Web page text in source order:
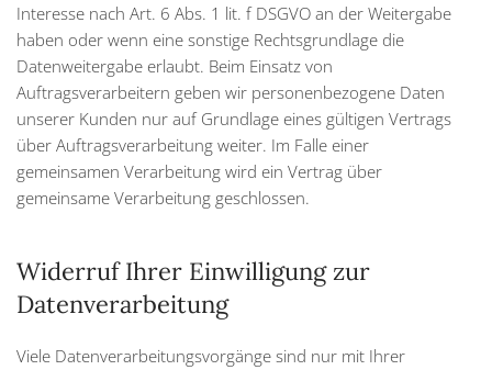
Interesse nach Art. 6 Abs. 1 lit. f DSGVO an der Weitergabe
haben oder wenn eine sonstige Rechtsgrundlage die
Datenweitergabe erlaubt. Beim Einsatz von
Auftragsverarbeitern geben wir personenbezogene Daten
unserer Kunden nur auf Grundlage eines gültigen Vertrags
über Auftragsverarbeitung weiter. Im Falle einer
gemeinsamen Verarbeitung wird ein Vertrag über
gemeinsame Verarbeitung geschlossen.
Widerruf Ihrer Einwilligung zur
Datenverarbeitung
Viele Datenverarbeitungsvorgänge sind nur mit Ihrer